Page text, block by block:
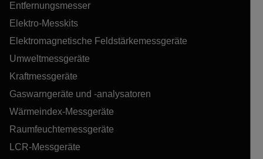
Entfernungsmesser
Elektro-Messkits
Elektromagnetische Feldstärkemessgeräte
Umweltmessgeräte
Kraftmessgeräte
Gaswarngeräte und -analysatoren
Wärmeindex-Messgeräte
Raumfeuchtemessgeräte
LCR-Messgeräte